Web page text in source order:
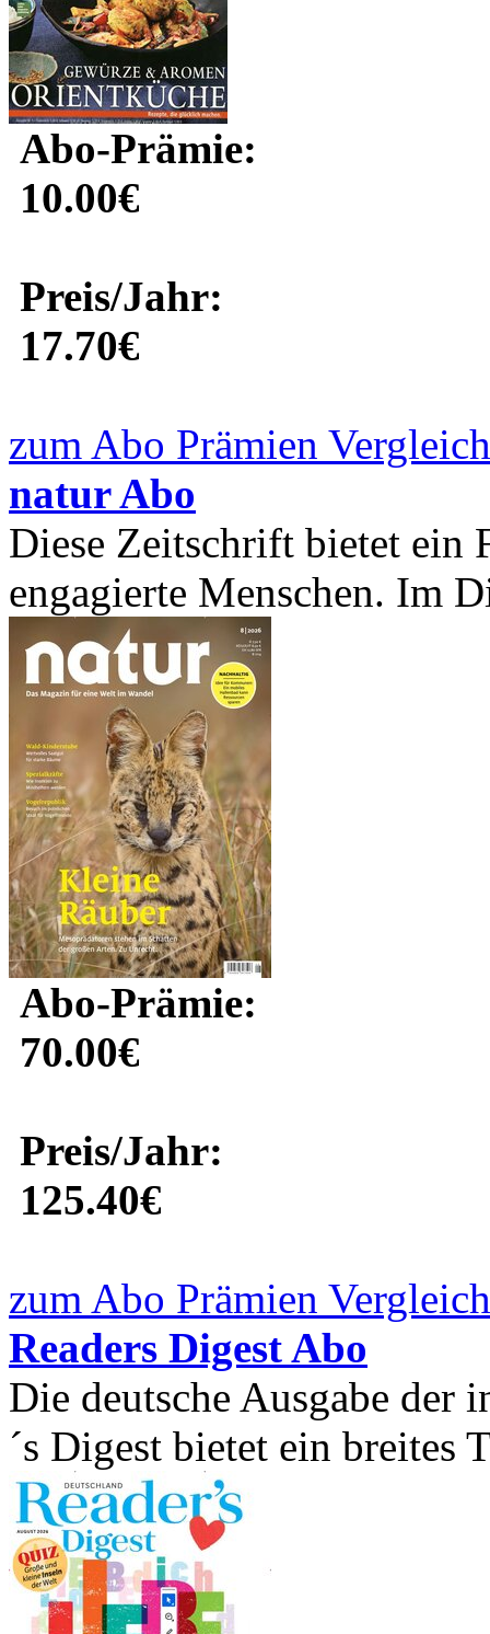
Abo-Prämie:
10.00€
Preis/Jahr:
17.70€
zum Abo Prämien
natur Abo
Diese Zeitschrift bietet ein
engagierte Menschen. Im
Abo-Prämie:
70.00€
Preis/Jahr:
125.40€
zum Abo Prämien
Readers Digest Abo
Die deutsche Ausgabe der
´s Digest bietet ein breites